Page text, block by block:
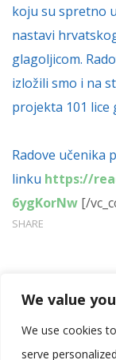
We value
We use cookies
serve
koju su spretno
nastavi
glagoljicom.
izložili smo i na
projekta 101 lice
Radove učenika
linku https://
6ygKorNw [/
SHARE
Koristimo